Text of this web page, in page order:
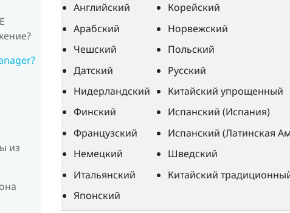
из
Английский
Арабский
Чешский
Датский
Нидерландский
Финский
Французский
Немецкий
Итальянский
Японский
Корейский
Норвежский
Польский
Русский
Китайский упрощенный
Испанский (Испания)
Испанский (Латинская
Шведский
Китайский